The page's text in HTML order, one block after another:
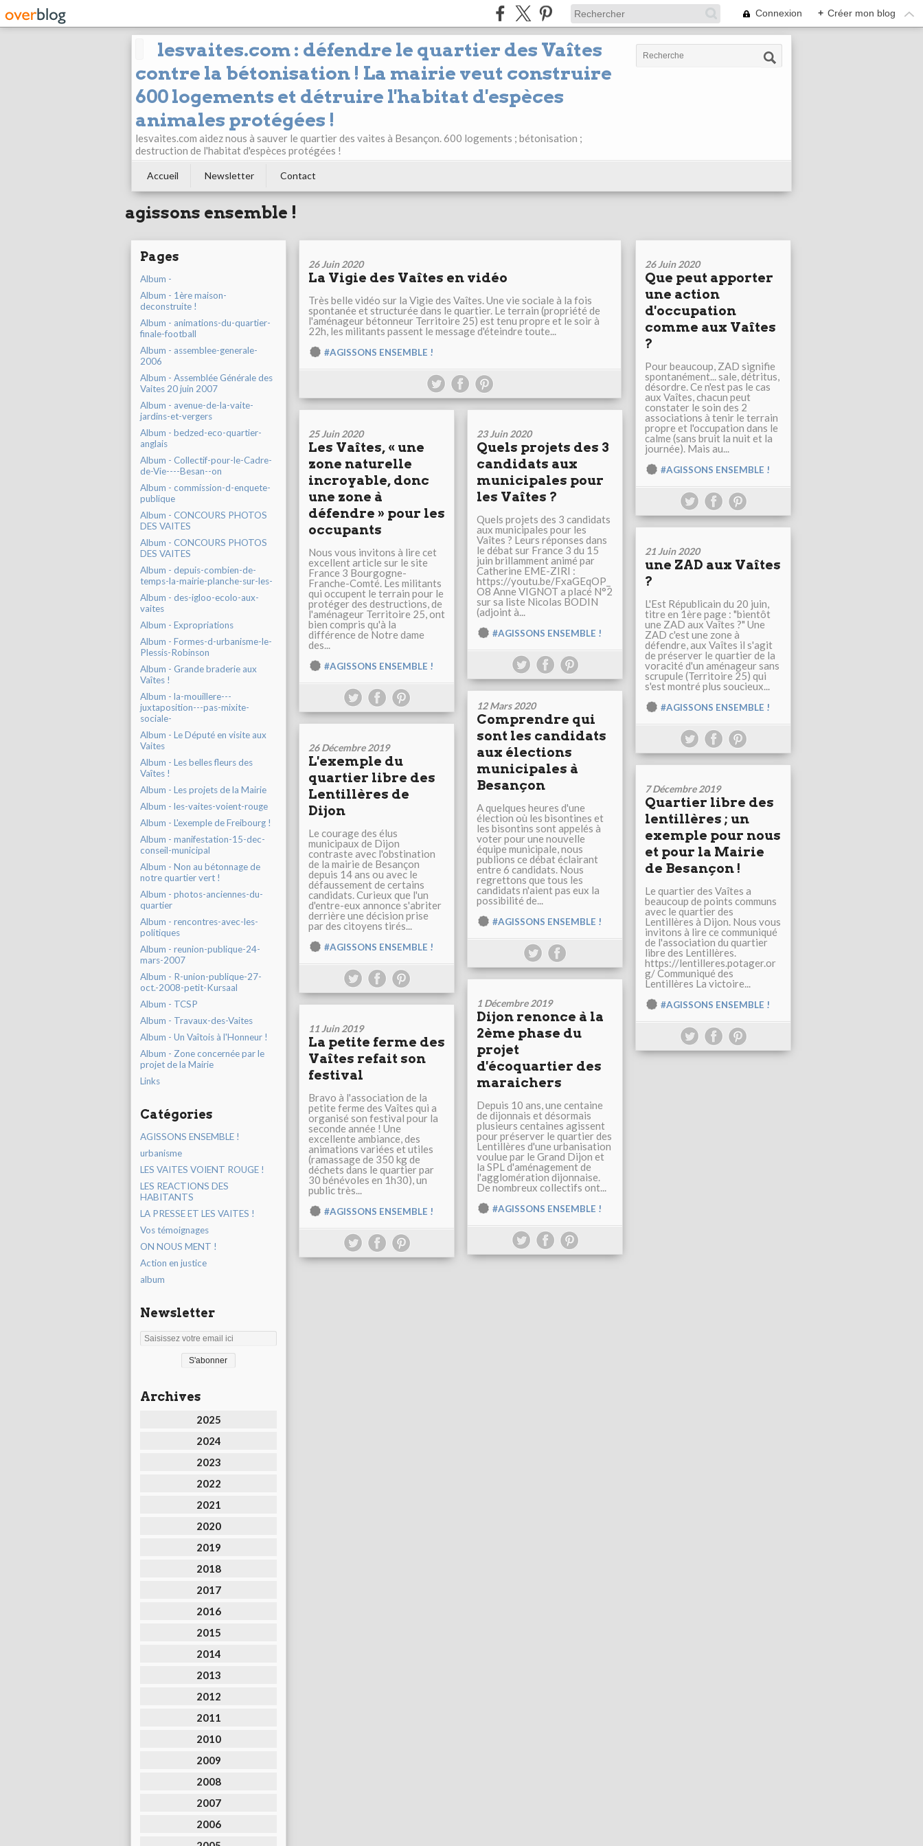
Connexion + Créer mon blog
lesvaites.com : défendre le quartier des Vaîtes
contre la bétonisation ! La mairie veut construire
600 logements et détruire l'habitat d'espèces
animales protégées !
lesvaites.com aidez nous à sauver le quartier des vaites à Besançon. 600 logements ; bétonisation ;
destruction de l'habitat d'espèces protégées !
Accueil Newsletter Contact
agissons ensemble !
Pages
Album -
Album - 1ère maison-
deconstruite !
Album - animations-du-quartier-
finale-football
Album - assemblee-generale-
2006
Album - Assemblée Générale des
Vaites 20 juin 2007
Album - avenue-de-la-vaite-
jardins-et-vergers
Album - bedzed-eco-quartier-
anglais
Album - Collectif-pour-le-Cadre-
de-Vie----Besan--on
Album - commission-d-enquete-
publique
Album - CONCOURS PHOTOS
DES VAITES
Album - CONCOURS PHOTOS
DES VAITES
Album - depuis-combien-de-
temps-la-mairie-planche-sur-les-
Album - des-igloo-ecolo-aux-
vaites
Album - Expropriations
Album - Formes-d-urbanisme-le-
Plessis-Robinson
Album - Grande braderie aux
Vaîtes !
Album - la-mouillere---
juxtaposition---pas-mixite-
sociale-
Album - Le Député en visite aux
Vaites
Album - Les belles fleurs des
Vaîtes !
Album - Les projets de la Mairie
Album - les-vaites-voient-rouge
Album - L'exemple de Freibourg !
Album - manifestation-15-dec-
conseil-municipal
Album - Non au bétonnage de
notre quartier vert !
Album - photos-anciennes-du-
quartier
Album - rencontres-avec-les-
politiques
Album - reunion-publique-24-
mars-2007
Album - R-union-publique-27-
oct.-2008-petit-Kursaal
Album - TCSP
Album - Travaux-des-Vaites
Album - Un Vaîtois à l'Honneur !
Album - Zone concernée par le
projet de la Mairie
Links
Catégories
AGISSONS ENSEMBLE !
urbanisme
LES VAITES VOIENT ROUGE !
LES REACTIONS DES
HABITANTS
LA PRESSE ET LES VAITES !
Vos témoignages
ON NOUS MENT !
Action en justice
album
Newsletter
Archives
2025
2024
2023
2022
2021
2020
2019
2018
2017
2016
2015
2014
2013
2012
2011
2010
2009
2008
2007
2006
26 Juin 2020
La Vigie des Vaîtes en vidéo
Très belle vidéo sur la Vigie des Vaîtes. Une vie sociale à la fois
spontanée et structurée dans le quartier. Le terrain (propriété de
l'aménageur bétonneur Territoire 25) est tenu propre et le soir à
22h, les militants passent le message d'éteindre toute...
#AGISSONS ENSEMBLE !
26 Juin 2020
Que peut apporter
une action
d'occupation
comme aux Vaîtes
?
Pour beaucoup, ZAD signifie
spontanément... sale, détritus,
désordre. Ce n'est pas le cas
aux Vaîtes, chacun peut
constater le soin des 2
associations à tenir le terrain
propre et l'occupation dans le
calme (sans bruit la nuit et la
journée). Mais au...
#AGISSONS ENSEMBLE !
25 Juin 2020
Les Vaîtes, « une
zone naturelle
incroyable, donc
une zone à
défendre » pour les
occupants
Nous vous invitons à lire cet
excellent article sur le site
France 3 Bourgogne-
Franche-Comté. Les militants
qui occupent le terrain pour le
protéger des destructions, de
l'aménageur Territoire 25, ont
bien compris qu'à la
différence de Notre dame
des...
#AGISSONS ENSEMBLE !
23 Juin 2020
Quels projets des 3
candidats aux
municipales pour
les Vaîtes ?
Quels projets des 3 candidats
aux municipales pour les
Vaîtes ? Leurs réponses dans
le débat sur France 3 du 15
juin brillamment animé par
Catherine EME-ZIRI :
https://youtu.be/FxaGEqOP_
O8 Anne VIGNOT a placé N°2
sur sa liste Nicolas BODIN
(adjoint à...
#AGISSONS ENSEMBLE !
21 Juin 2020
une ZAD aux Vaîtes
?
L'Est Républicain du 20 juin,
titre en 1ère page : "bientôt
une ZAD aux Vaîtes ?" Une
ZAD c'est une zone à
défendre, aux Vaîtes il s'agit
de préserver le quartier de la
voracité d'un aménageur sans
scrupule (Territoire 25) qui
s'est montré plus soucieux...
#AGISSONS ENSEMBLE !
12 Mars 2020
Comprendre qui
sont les candidats
aux élections
municipales à
Besançon
A quelques heures d'une
élection où les bisontines et
les bisontins sont appelés à
voter pour une nouvelle
équipe municipale, nous
publions ce débat éclairant
entre 6 candidats. Nous
regrettons que tous les
candidats n'aient pas eux la
possibilité de...
#AGISSONS ENSEMBLE !
26 Décembre 2019
L'exemple du
quartier libre des
Lentillères de
Dijon
Le courage des élus
municipaux de Dijon
contraste avec l'obstination
de la mairie de Besançon
depuis 14 ans ou avec le
défaussement de certains
candidats. Curieux que l'un
d'entre-eux annonce s'abriter
derrière une décision prise
par des citoyens tirés...
#AGISSONS ENSEMBLE !
7 Décembre 2019
Quartier libre des
lentillères ; un
exemple pour nous
et pour la Mairie
de Besançon !
Le quartier des Vaîtes a
beaucoup de points communs
avec le quartier des
Lentillères à Dijon. Nous vous
invitons à lire ce communiqué
de l'association du quartier
libre des Lentillères.
https://lentilleres.potager.or
g/ Communiqué des
Lentillères La victoire...
#AGISSONS ENSEMBLE !
1 Décembre 2019
Dijon renonce à la
2ème phase du
projet
d'écoquartier des
maraichers
Depuis 10 ans, une centaine
de dijonnais et désormais
plusieurs centaines agissent
pour préserver le quartier des
Lentillères d'une urbanisation
voulue par le Grand Dijon et
la SPL d'aménagement de
l'agglomération dijonnaise.
De nombreux collectifs ont...
#AGISSONS ENSEMBLE !
11 Juin 2019
La petite ferme des
Vaîtes refait son
festival
Bravo à l'association de la
petite ferme des Vaîtes qui a
organisé son festival pour la
seconde année ! Une
excellente ambiance, des
animations variées et utiles
(ramassage de 350 kg de
déchets dans le quartier par
30 bénévoles en 1h30), un
public très...
#AGISSONS ENSEMBLE !